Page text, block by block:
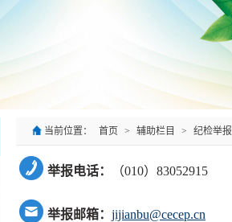
当前位置： 首页 > 辅助栏目 > 纪检举报
举报电话： （010）83052915
举报邮箱： jijianbu@cecep.cn